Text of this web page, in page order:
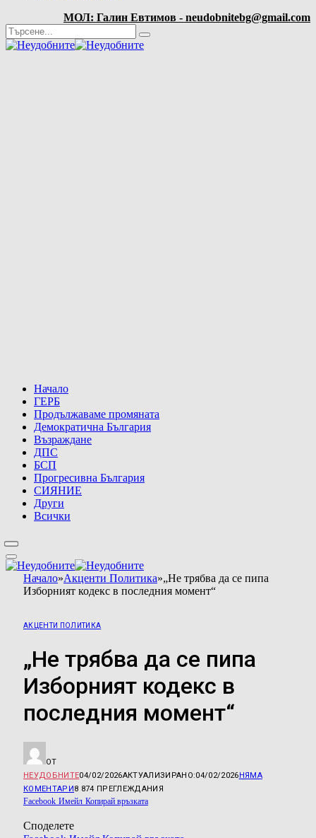
МОЛ: Галин Евтимов - neudobnitebg@gmail.com
Начало
ГЕРБ
Продължаваме промяната
Демократична България
Възраждане
ДПС
БСП
Прогресивна България
СИЯНИЕ
Други
Всички
Начало»Акценти Политика»„Не трябва да се пипа
Изборният кодекс в последния момент“
АКЦЕНТИ ПОЛИТИКА
„Не трябва да се пипа
Изборният кодекс в
последния момент“
ОТ
НЕУДОБНИТЕ04/02/2026АКТУАЛИЗИРАНО:04/02/2026НЯМА
КОМЕНТАРИ8 874 ПРЕГЛЕЖДАНИЯ
Facebook Имейл Копирай връзката
Споделете